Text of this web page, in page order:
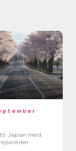
Japan med